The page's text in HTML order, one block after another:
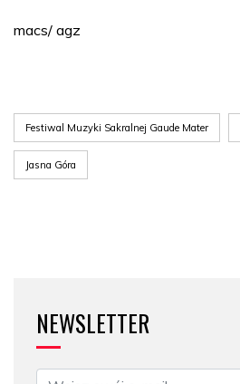
macs/ agz
Festiwal Muzyki Sakralnej Gaude Mater
Jasna Góra
NEWSLETTER